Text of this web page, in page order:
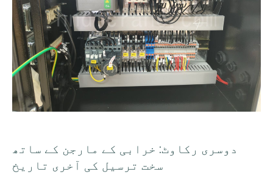
دوسری رکاوٹ: خرابی کے مارجن کے ساتھ
سخت ترسیل کی آخری تاریخ